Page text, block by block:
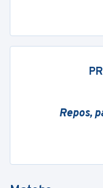
Repos,